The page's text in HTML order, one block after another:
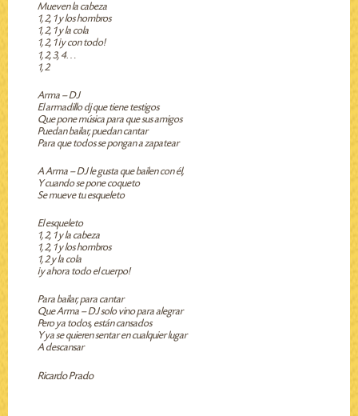
Mueven la cabeza
1, 2, 1 y los hombros
1, 2, 1 y la cola
1, 2, 1 ¡y con todo!
1, 2, 3, 4…
1, 2
Arma – DJ
El armadillo dj que tiene testigos
Que pone música para que sus amigos
Puedan bailar, puedan cantar
Para que todos se pongan a zapatear
A Arma – DJ le gusta que bailen con él,
Y cuando se pone coqueto
Se mueve tu esqueleto
El esqueleto
1, 2, 1 y la cabeza
1, 2, 1 y los hombros
1, 2 y la cola
¡y ahora todo el cuerpo!
Para bailar, para cantar
Que Arma – DJ solo vino para alegrar
Pero ya todos, están cansados
Y ya se quieren sentar en cualquier lugar
A descansar
Ricardo Prado